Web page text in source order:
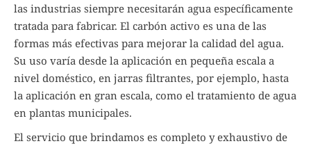
las industrias siempre necesitarán agua específicamente
tratada para fabricar. El carbón activo es una de las
formas más efectivas para mejorar la calidad del agua.
Su uso varía desde la aplicación en pequeña escala a
nivel doméstico, en jarras filtrantes, por ejemplo, hasta
la aplicación en gran escala, como el tratamiento de agua
en plantas municipales.
El servicio que brindamos es completo y exhaustivo de